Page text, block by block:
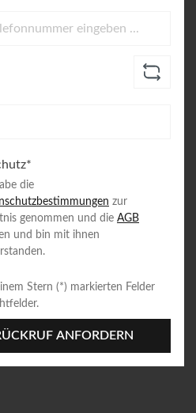
die
zur
genommen und die AGB
und bin mit ihnen
Stern (*) markierten Felder
ANFORDERN